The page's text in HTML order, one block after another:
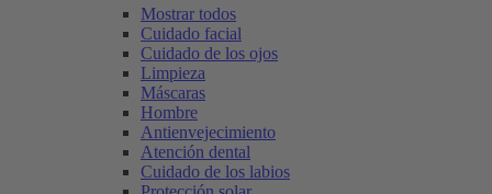
Mostrar todos
Cuidado facial
Cuidado de los ojos
Limpieza
Máscaras
Hombre
Antienvejecimiento
Atención dental
Cuidado de los labios